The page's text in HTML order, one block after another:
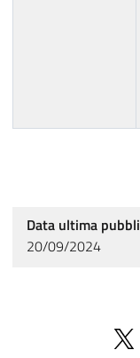
Data ultima
20/09/2024